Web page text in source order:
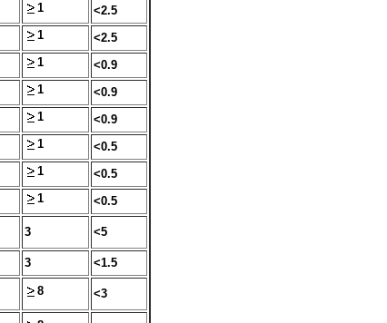
1
<2.5
1
<2.5
1
<0.9
1
<0.9
1
<0.9
1
<0.5
1
<0.5
1 <0.5
3 <5
3 <1.5
8 <3